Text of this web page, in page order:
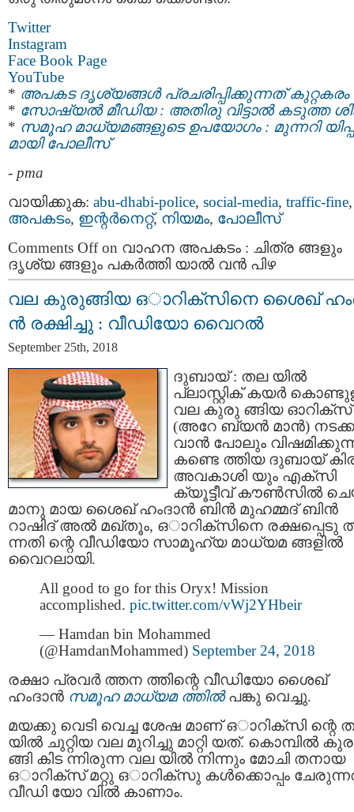
Twitter
Instagram
Face Book Page
YouTube
* അപകട ദൃശ്യങ്ങൾ പ്രചരിപ്പിക്കുന്നത് കുറ്റകരം
* സോഷ്യല്‍ മീഡിയ : അതിരു വിട്ടാൽ കടുത്ത
* സമൂഹ മാധ്യമങ്ങളുടെ ഉപയോഗം : മുന്നറി
മായി പോലീസ്
- pma
വായിക്കുക: abu-dhabi-police, social-media, traffic-fine,
അപകടം, ഇന്റര്‍നെറ്റ്‌, നിയമം, പോലീസ്
Comments Offon വാഹന അപകടം : ചിത്ര ങ്ങളും
ദൃശ്യ ങ്ങളും പകര്‍ത്തി യാല്‍ വന്‍ പിഴ
വ​ല കു​രു​ങ്ങി​യ ഒാ​റി​ക്​​സി​നെ ശൈ​ഖ്​
ൻ ര​ക്ഷി​ച്ചു : വീഡിയോ വൈറല്‍
September 25th, 2018
ദുബായ് : തല യില്‍
പ്ലാസ്റ്റിക് കയർ
വല കുരു ങ്ങിയ ഓറിക്സ്
(അറേ ബ്യൻ മാൻ)
വാന്‍ പോലും
കണ്ടെ ത്തിയ ദുബായ്
അവകാശി യും എക്സി
ക്യൂട്ടീവ് കൗൺസിൽ
മാനു മായ ശൈഖ് ഹംദാൻ ബിൻ മുഹമ്മദ് ബിൻ
റാഷിദ് അല്‍ മഖ്തൂം, ഒാറിക്സിനെ രക്ഷപ്പെടു
ന്നതി ന്റെ വീഡിയോ സാമൂഹ്യ മാധ്യമ ങ്ങളില്‍
വൈറലായി.
All good to go for this Oryx! Mission
accomplished. pic.twitter.com/vWj2YHbeir
— Hamdan bin Mohammed
(@HamdanMohammed) September 24, 2018
രക്ഷാ പ്രവർ ത്തന ത്തിന്റെ വീഡിയോ ശൈഖ്
ഹംദാൻ സമൂഹ മാധ്യമ ത്തിൽപങ്കു വെച്ചു.
മയക്കു വെടി വെച്ച ശേഷ മാണ് ഒാറിക്സി ന്റെ
യിൽ ചുറ്റിയ വല മുറിച്ചു മാറ്റി യത്. കൊമ്പിൽ
ങ്ങി കിട ന്നിരുന്ന വല യിൽ നിന്നും മോചി തനായ
ഒാറിക്സ് മറ്റു ഒാറിക്സു കള്‍ക്കൊപ്പം
വീഡി യോ വില്‍ കാണാം.